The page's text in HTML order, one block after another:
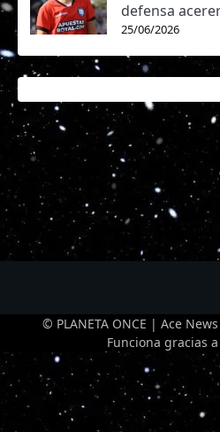
defensa
25/06/2026
© PLANETA ONCE | Ace
Funciona gracias a